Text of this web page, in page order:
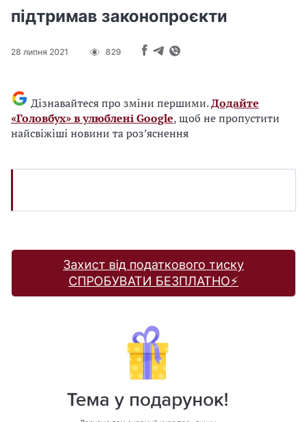
підтримав законопроєкти
28 липня 2021 829
Дізнавайтеся про зміни першими.Додайте
«Головбух» в улюблені Google, щоб не пропустити
найсвіжіші новини та роз’яснення
Захист від податкового тиску
СПРОБУВАТИ БЕЗПЛАТНО⚡️